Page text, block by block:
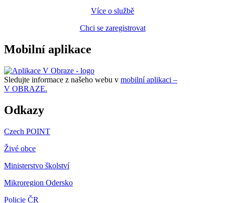
Více o službě
Chci se zaregistrovat
Mobilní aplikace
Sledujte informace z našeho webu v mobilní aplikaci –
V OBRAZE.
Odkazy
Czech POINT
Živé obce
Ministerstvo školství
Mikroregion Odersko
Policie ČR